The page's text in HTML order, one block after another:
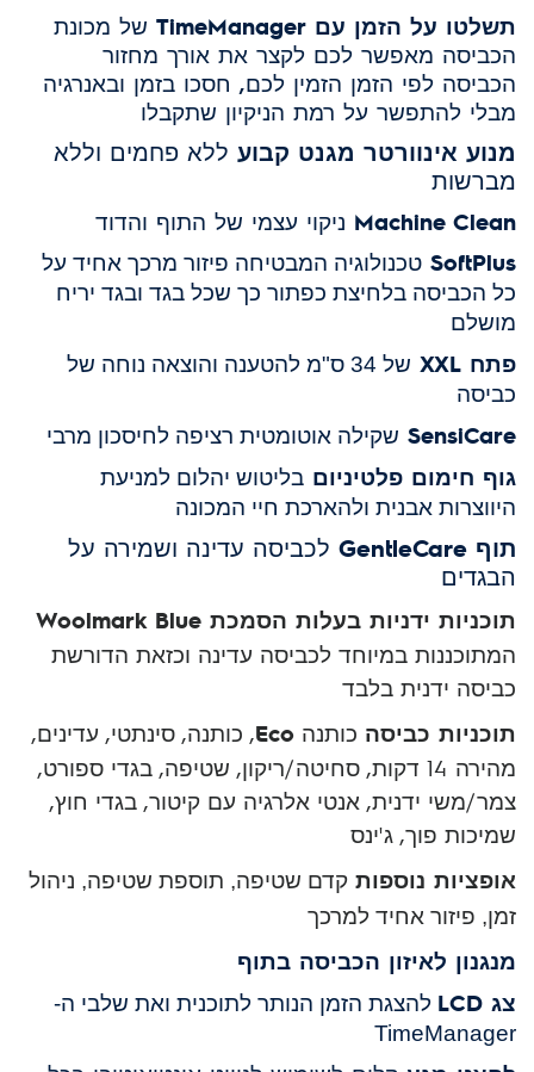
תשלטו על הזמן עם TimeManager
של מכונת
הכביסה מאפשר לכם לקצר את אורך מחזור
הכביסה לפי הזמן הזמין לכם, חסכו בזמן ובאנרגיה
מבלי להתפשר על רמת הניקיון שתקבלו
מנוע אינוורטר מגנט קבוע ללא פחמים וללא
מברשות
Machine Clean ניקוי עצמי של התוף והדוד
SoftPlus טכנולוגיה המבטיחה פיזור מרכך אחיד על
כל הכביסה בלחיצת כפתור כך שכל בגד ובגד יריח
מושלם
פתח XXL
של 34 ס"מ להטענה והוצאה נוחה של
כביסה
SensiCare שקילה אוטומטית רציפה לחיסכון מרבי
גוף חימום פלטיניום בליטוש יהלום למניעת
היווצרות אבנית ולהארכת חיי המכונה
תוף GentleCare
לכביסה עדינה ושמירה על
הבגדים
תוכניות ידניות בעלות הסמכת Woolmark Blue
המתוכננות במיוחד לכביסה עדינה וכזאת הדורשת
כביסה ידנית בלבד
תוכניות כביסה כותנה Eco, כותנה, סינתטי, עדינים,
מהירה 14 דקות, סחיטה/ריקון, שטיפה, בגדי ספורט,
צמר/משי ידנית, אנטי אלרגיה עם קיטור, בגדי חוץ,
שמיכות פוך, ג'ינס
אופציות נוספות קדם שטיפה, תוספת שטיפה, ניהול
זמן, פיזור אחיד למרכך
מנגנון לאיזון הכביסה בתוף
צג LCD
להצגת הזמן הנותר לתוכנית ואת שלבי ה-
TimeManager